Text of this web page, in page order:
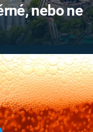
nebo ne